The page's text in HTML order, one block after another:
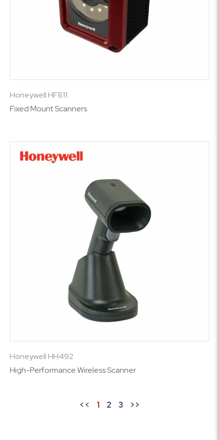
Honeywell HF811
Fixed Mount Scanners
Honeywell HH492
High-Performance Wireless Scanner
<< 1 2 3 >>